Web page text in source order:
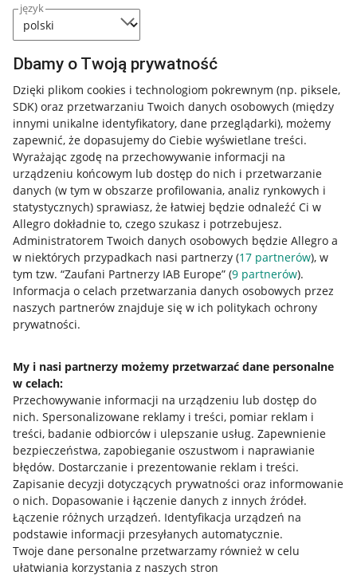
język
Dbamy o Twoją prywatność
Dzięki plikom cookies i technologiom pokrewnym (np. piksele,
SDK) oraz przetwarzaniu Twoich danych osobowych (między
innymi unikalne identyfikatory, dane przeglądarki), możemy
zapewnić, że dopasujemy do Ciebie wyświetlane treści.
Wyrażając zgodę na przechowywanie informacji na
urządzeniu końcowym lub dostęp do nich i przetwarzanie
danych (w tym w obszarze profilowania, analiz rynkowych i
statystycznych) sprawiasz, że łatwiej będzie odnaleźć Ci w
Allegro dokładnie to, czego szukasz i potrzebujesz.
Administratorem Twoich danych osobowych będzie Allegro a
w niektórych przypadkach nasi partnerzy (17 partnerów), w
tym tzw. “Zaufani Partnerzy IAB Europe” (9 partnerów).
Informacja o celach przetwarzania danych osobowych przez
naszych partnerów znajduje się w ich politykach ochrony
prywatności.
My i nasi partnerzy możemy przetwarzać dane personalne
w celach:
Przechowywanie informacji na urządzeniu lub dostęp do
nich. Spersonalizowane reklamy i treści, pomiar reklam i
treści, badanie odbiorców i ulepszanie usług. Zapewnienie
bezpieczeństwa, zapobieganie oszustwom i naprawianie
błędów. Dostarczanie i prezentowanie reklam i treści.
Zapisanie decyzji dotyczących prywatności oraz informowanie
o nich. Dopasowanie i łączenie danych z innych źródeł.
Łączenie różnych urządzeń. Identyfikacja urządzeń na
podstawie informacji przesyłanych automatycznie.
Twoje dane personalne przetwarzamy również w celu
ułatwiania korzystania z naszych stron
Przydatne informacje
Jak to działa
Allegro Gadane dla sprzedających
Allegro Gadane dla kupujących
Mapa miejscowości
Informacje prawne
Regulamin
Polityka plików "cookies"
Ustawienia plików "cookies"